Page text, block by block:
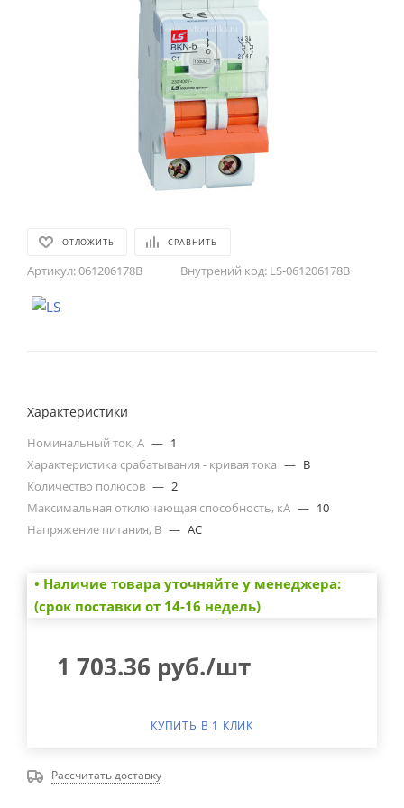
ОТЛОЖИТЬ СРАВНИТЬ
Артикул:061206178B Внутрений код: LS-061206178B
Характеристики
Номинальный ток, А — 1
Характеристика срабатывания - кривая тока — B
Количество полюсов — 2
Максимальная отключающая способность, кА — 10
Напряжение питания, В — AC
• Наличие товара уточняйте у менеджера:
(срок поставки от 14-16 недель)
1 703.36 руб./шт
КУПИТЬ В 1 КЛИК
Рассчитать доставку